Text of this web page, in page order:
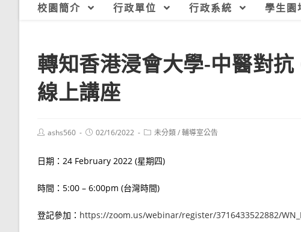
校園簡介 行政單位 行政系統 學生園
轉知香港浸會大學-中醫對
線上講座
Postashs560
Post02/16/2022
Post未分類/輔導室公告
日期：24 February 2022 (星期四)
時間：5:00 – 6:00pm (台灣時間)
登記參加： https://zoom.us/webinar/register/3716433522882/